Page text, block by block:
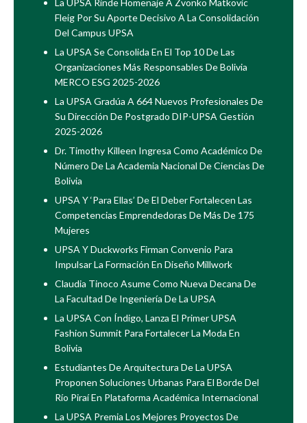
La UPSA Rinde Homenaje A Zvonko Matkovic
Fleig Por Su Aporte Decisivo A La Consolidación
Del Campus UPSA
La UPSA Se Consolida En El Top 10 De Las
Organizaciones Más Responsables De Bolivia
MERCO ESG 2025-2026
La UPSA Gradúa A 664 Nuevos Profesionales De
Su Dirección De Postgrado DIP-UPSA Gestión
2025-2026
Dr. Timothy Killeen Ingresa Como Académico De
Número De La Academia Nacional De Ciencias De
Bolivia
UPSA Y ‘Para Ellas’ De El Deber Fortalecen Las
Competencias Emprendedoras De Más De 175
Mujeres
UPSA Y Duckworks Firman Convenio Para
Impulsar La Formación En Diseño Millwork
Claudia Tinoco Asume Como Nueva Decana De
La Facultad De Ingeniería De La UPSA
La UPSA Con Índigo, Lanza El Primer UPSA
Fashion Summit Para Fortalecer La Moda En
Bolivia
Estudiantes De Arquitectura De La UPSA
Proponen Soluciones Urbanas Para El Borde Del
Río Piraí En Plataforma Académica Internacional
La UPSA Premia Los Mejores Proyectos De